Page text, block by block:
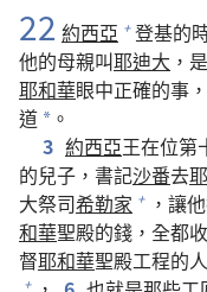
22 約西亞 + 登基的
他的母親叫耶迪大 ，是
耶和華眼中正確的事
道 * 。
3 約西亞王在位第
的兒子，書記沙番去
大祭司希勒家 + ，讓
和華聖殿的錢，全都
督耶和華聖殿工程的
+